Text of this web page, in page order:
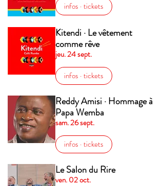
infos · tickets
Kitendi · Le vêtement
comme rêve
jeu. 24 sept.
infos · tickets
Reddy Amisi · Hommage à
Papa Wemba
sam. 26 sept.
infos · tickets
Le Salon du Rire
ven. 02 oct.